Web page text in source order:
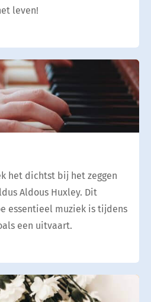
leven!
het dichtst bij het zeggen
Aldous Huxley. Dit
essentieel muziek is tijdens
een uitvaart.